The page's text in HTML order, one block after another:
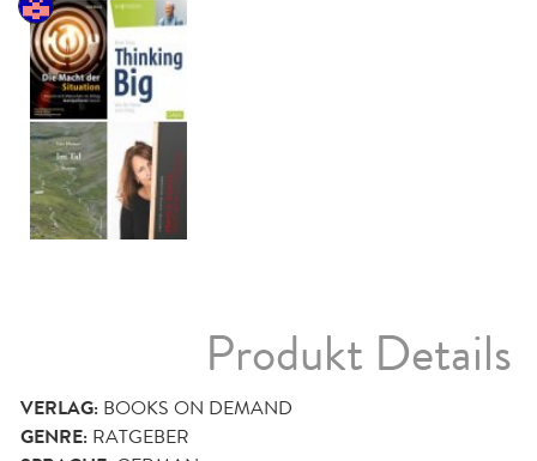
Produkt Details
VERLAG: BOOKS ON DEMAND
GENRE: RATGEBER